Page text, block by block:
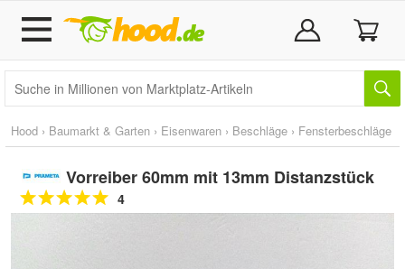
Hood › Baumarkt & Garten › Eisenwaren › Beschläge › Fensterbeschläge
Vorreiber 60mm mit 13mm Distanzstück
4